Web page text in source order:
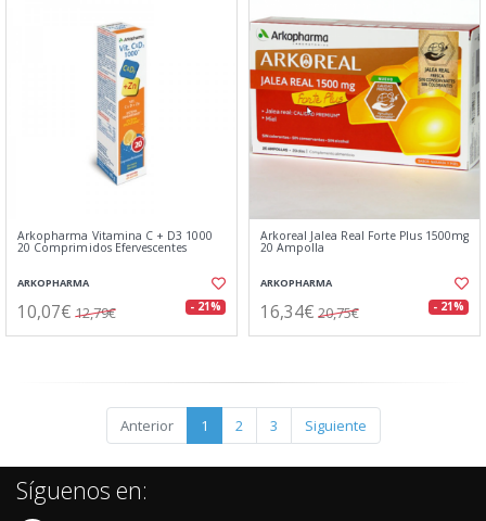
Arkopharma Vitamina C + D3 1000
20 Comprimidos Efervescentes
ARKOPHARMA
10,07€ 12,79€ - 21%
Arkoreal Jalea Real Forte Plus 1500mg
20 Ampolla
ARKOPHARMA
16,34€ 20,75€ - 21%
Anterior 1 2 3 Siguiente
Síguenos en: